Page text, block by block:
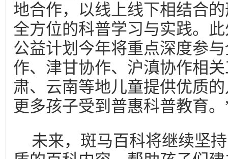
地合作，以线上线下相结合
全方位的科普学习与实践。
公益计划今年将重点深度参
作、津甘协作、沪滇协作相
肃、云南等地儿童提供优质
更多孩子受到普惠科普教育。
未来，斑马百科将继续坚